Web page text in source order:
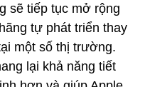
sẽ tiếp tục mở rộng
tự phát triển thay
một số thị trường.
lại khả năng tiết